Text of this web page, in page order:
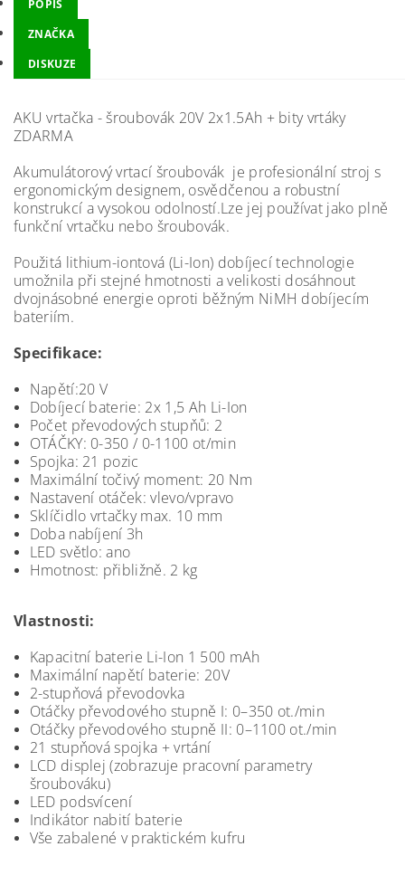
POPIS
ZNAČKA
DISKUZE
AKU vrtačka - šroubovák 20V 2x1.5Ah + bity vrtáky
ZDARMA
Akumulátorový vrtací šroubovák je profesionální stroj s
ergonomickým designem, osvědčenou a robustní
konstrukcí a vysokou odolností.Lze jej používat jako plně
funkční vrtačku nebo šroubovák.
Použitá lithium-iontová (Li-Ion) dobíjecí technologie
umožnila při stejné hmotnosti a velikosti dosáhnout
dvojnásobné energie oproti běžným NiMH dobíjecím
bateriím.
Specifikace:
Napětí:20 V
Dobíjecí baterie: 2x 1,5 Ah Li-Ion
Počet převodových stupňů: 2
OTÁČKY: 0-350 / 0-1100 ot/min
Spojka: 21 pozic
Maximální točivý moment: 20 Nm
Nastavení otáček: vlevo/vpravo
Sklíčidlo vrtačky max. 10 mm
Doba nabíjení 3h
LED světlo: ano
Hmotnost: přibližně. 2 kg
Vlastnosti:
Kapacitní baterie Li-Ion 1 500 mAh
Maximální napětí baterie: 20V
2-stupňová převodovka
Otáčky převodového stupně I: 0–350 ot./min
Otáčky převodového stupně II: 0–1100 ot./min
21 stupňová spojka + vrtání
LCD displej (zobrazuje pracovní parametry
šroubováku)
LED podsvícení
Indikátor nabití baterie
Vše zabalené v praktickém kufru